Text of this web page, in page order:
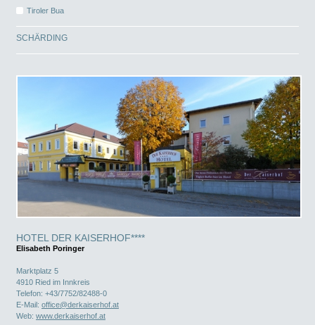
Tiroler Bua
SCHÄRDING
HOTEL DER KAISERHOF****
Elisabeth Poringer
Marktplatz 5
4910 Ried im Innkreis
Telefon: +43/7752/82488-0
E-Mail: office@derkaiserhof.at
Web: www.derkaiserhof.at